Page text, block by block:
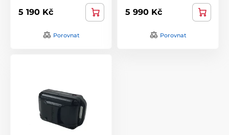
5 190 Kč
Porovnat
5 990 Kč
Porovnat